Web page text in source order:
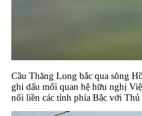
Cầu Thăng Long bắc qua sông
ghi dấu mối quan hệ hữu nghị
nối liền các tỉnh phía Bắc với